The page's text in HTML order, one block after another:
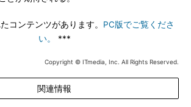
コンテンツがあります。 PC版でご覧くださ
い。
***
Copyright © ITmedia, Inc. All Rights Reserved.
関連情報